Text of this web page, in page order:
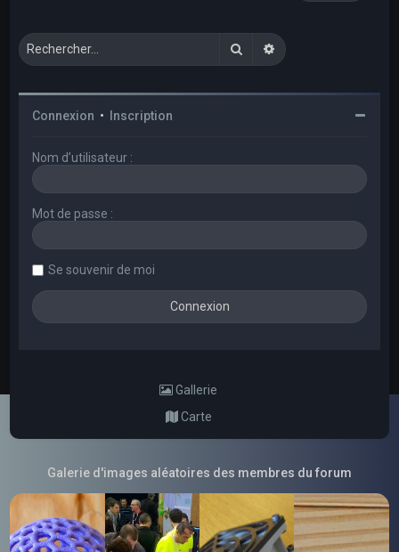
RechercherRecherche avancée
Connexion • Inscription
Nom d’utilisateur :
Mot de passe :
Se souvenir de moi
Gallerie
Carte
Galerie d'images aléatoires des membres du forum